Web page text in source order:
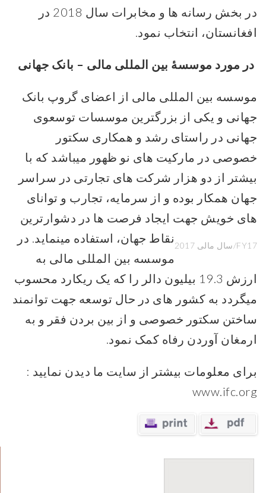
در بخش رسانه ها و مخابرات سال 2018 در
افغانستان، انتخاب نمود.
در مورد موسسۀ بین المللی مالی – بانک جهانی
موسسه بین المللی مالی از اعضای گروپ بانک
جهانی و یکی از بزرگترین موسسات توسعوی
جهانی در راستای رشد و همکاری سکتور
خصوصی در مارکیت های نو ظهور میباشد که با
بیشتر از دو هزار شرکت های تجارتی در سراسر
جهان همکار بوده و از سرمایه، تجارب و توانای
های خویش جهت ایجاد فرصت ها در دشوارترین
نقاط جهان، استفاده مینماید. در
FY17/سال مالی 2017
موسسه بین المللی مالی به
ارزش 19.3 بیلیون دالر را که یک ریکارد محسوب
میگردد به کشور های در حال توسعه جهت توانمند
ساختن سکتور خصوصی و از بین بردن فقر و به
ارمغان آوردن رفاه کمک نمود.
برای معلومات بیشتر از سایت ما دیدن نمایید :
www.ifc.org